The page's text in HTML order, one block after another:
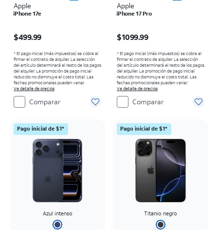
Apple
iPhone 17e
$499.99
* El pago inicial (más impuestos) se cobra al
firmar el contrato de alquiler. La selección
del artículo determinará el resto de los pagos
del alquiler. La promoción de pago inicial
reducido no disminuye el costo total. Las
fechas promocionales pueden variar.
Ve detalle de precios
Comparar
Apple
iPhone 17 Pro
$1099.99
* El pago inicial (más impuestos) se cobra al
firmar el contrato de alquiler. La selección
del artículo determinará el resto de los pagos
del alquiler. La promoción de pago inicial
reducido no disminuye el costo total. Las
fechas promocionales pueden variar.
Ve detalle de precios
Comparar
Pago inicial de $1*
Azul intenso
Pago inicial de $1*
Titanio negro